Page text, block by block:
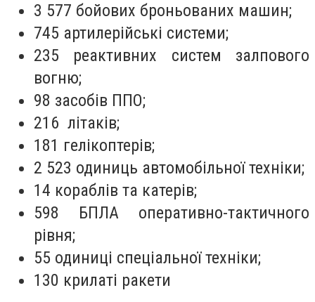
3 577 бойових броньованих машин;
745 артилерійські системи;
235 реактивних систем залпового
вогню;
98 засобів ППО;
216 літаків;
181 гелікоптерів;
2 523 одиниць автомобільної техніки;
14 кораблів та катерів;
598 БПЛА оперативно-тактичного
рівня;
55 одиниці спеціальної техніки;
130 крилаті ракети